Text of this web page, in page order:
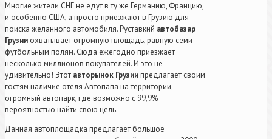
Многие жители СНГ не едут в ту же Германию, Францию,
и особенно США, а просто приезжают в Грузию для
поиска желанного автомобиля. Руставкий автобазар
Грузии охватывает огромную площадь, равную семи
футбольным полям. Сюда ежегодно приезжает
несколько миллионов покупателей. И это не
удивительно! Этот авторынок Грузиипредлагает своим
гостям наличие отеля Автопапа на территории,
огромный автопарк, где возможно с 99,9%
вероятностью найти свою цель.
Данная автоплощадка предлагает большое